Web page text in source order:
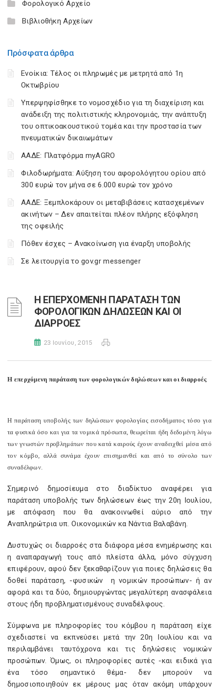
Φορολογικό Αρχείο
Βιβλιοθήκη Αρχείων
Πρόσφατα άρθρα
Ενοίκια: Τέλος οι πληρωμές με μετρητά από 1η
Οκτωβρίου
Υπερψηφίσθηκε το νομοσχέδιο για τη διαχείριση και
ανάδειξη της πολιτιστικής κληρονομιάς, την ανάπτυξη
του οπτικοακουστικού τομέα και την προστασία των
πνευματικών δικαιωμάτων
ΑΑΔΕ: Πλατφόρμα myAGRO
Φιλοδωρήματα: Αύξηση του αφορολόγητου ορίου από
300 ευρώ τον μήνα σε 6.000 ευρώ τον χρόνο
ΑΑΔΕ: Ξεμπλοκάρουν οι μεταβιβάσεις κατασχεμένων
ακινήτων – Δεν απαιτείται πλέον πλήρης εξόφληση
της οφειλής
Πόθεν έσχες – Ανακοίνωση για έναρξη υποβολής
Σε λειτουργία το gov.gr messenger
Η ΕΠΕΡΧΟΜΕΝΗ ΠΑΡΑΤΑΣΗ ΤΩΝ
ΦΟΡΟΛΟΓΙΚΩΝ ΔΗΛΩΣΕΩΝ ΚΑΙ ΟΙ
ΔΙΑΡΡΟΕΣ
23 Ιουνίου, 2015
Η επερχόμενη παράταση των φορολογικών δηλώσεων και οι διαρροές
Η παράταση υποβολής των δηλώσεων φορολογίας εισοδήματος τόσο για
τα φυσικά όσο και για τα νομικά πρόσωπα, θεωρείται ήδη δεδομένη λόγω
των γνωστών προβλημάτων που κατά καιρούς έχουν αναδειχθεί μέσα από
τον κόμβο, αλλά συνάμα έχουν επισημανθεί και από το σύνολο των
συναδέλφων.
Σημερινό δημοσίευμα στο διαδίκτυο αναφέρει για
παράταση υποβολής των δηλώσεων έως την 20η Ιουλίου,
με απόφαση που θα ανακοινωθεί αύριο από την
Αναπληρώτρια υπ. Οικονομικών κα Νάντια Βαλαβάνη.
Δυστυχώς οι διαρροές στα διάφορα μέσα ενημέρωσης και
η αναπαραγωγή τους από πλείστα άλλα, μόνο σύγχυση
επιφέρουν, αφού δεν ξεκαθαρίζουν για ποιες δηλώσεις θα
δοθεί παράταση, -φυσικών η νομικών προσώπων- ή αν
αφορά και τα δύο, δημιουργώντας μεγαλύτερη ανασφάλεια
στους ήδη προβληματισμένους συναδέλφους.
Σύμφωνα με πληροφορίες του κόμβου η παράταση είχε
σχεδιαστεί να εκπνεύσει μετά την 20η Ιουλίου και να
περιλαμβάνει ταυτόχρονα και τις δηλώσεις νομικών
προσώπων. Όμως, οι πληροφορίες αυτές -και ειδικά για
ένα τόσο σημαντικό θέμα- δεν μπορούν να
δημοσιοποιηθούν εκ μέρους μας όταν ακόμη υπάρχουν